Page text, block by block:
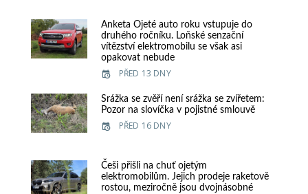
Anketa Ojeté auto roku vstupuje do
druhého ročníku. Loňské senzační
vítězství elektromobilu se však asi
opakovat nebude
PŘED 13 DNY
Srážka se zvěří není srážka se zvířetem:
Pozor na slovíčka v pojistné smlouvě
PŘED 16 DNY
Češi přišli na chuť ojetým
elektromobilům. Jejich prodeje raketově
rostou, meziročně jsou dvojnásobné